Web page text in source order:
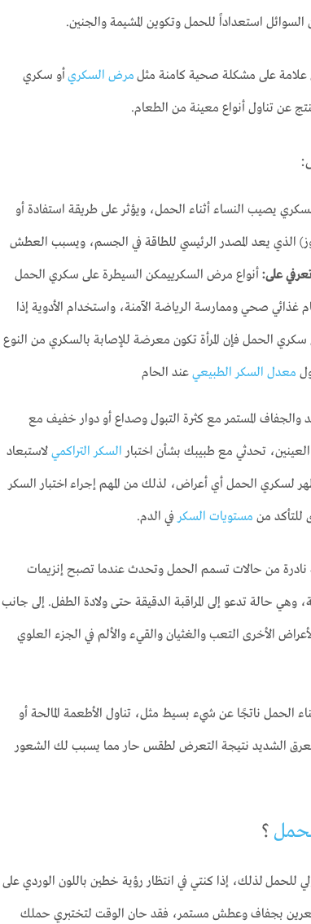
استعداداً للحمل وتكوين المشيمة والجنين.
علامة على مشكلة صحية كامنة مثل مرض السكريأو سكري
يصيب النساء أثناء الحمل، ويؤثر على طريقة استفادة أو
يعد المصدر الرئيسي للطاقة في الجسم، ويسبب العطش
على: أنواع مرض السكرييمكن السيطرة على سكري الحمل
غذائي صحي وممارسة الرياضة الآمنة، واستخدام الأدوية إذا
سكري الحمل فإن المرأة تكون معرضة للإصابة بالسكري من النوع
معدل السكر الطبيعيعند الحام
المستمر مع كثرة التبول وصداع أو دوار خفيف مع
تحدثي مع طبيبك بشأن اختبار السكر التراكميلاستبعاد
لسكري الحمل أي أعراض، لذلك من المهم إجراء اختبار السكر
للتأكد من مستويات السكرفي الدم.
من حالات تسمم الحمل وتحدث عندما تصبح إنزيمات
وهي حالة تدعو إلى المراقبة الدقيقة حتى ولادة الطفل. إلى جانب
الأخرى التعب والغثيان والقيء والألم في الجزء العلوي
الحمل ناتجًا عن شيء بسيط مثل، تناول الأطعمة المالحة أو
الشديد نتيجة التعرض لطقس حار مما يسبب لك الشعور
؟
للحمل لذلك، إذا كنتي في انتظار رؤية خطين باللون الوردي على
بجفاف وعطش مستمر، فقد حان الوقت لتختبري حملك